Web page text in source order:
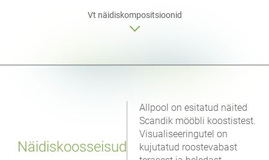
Vt näidiskompositsioonid
Näidiskoosseisud
Allpool on esitatud näited
Scandik mööbli koostistest.
Visualiseeringutel on
kujutatud roostevabast